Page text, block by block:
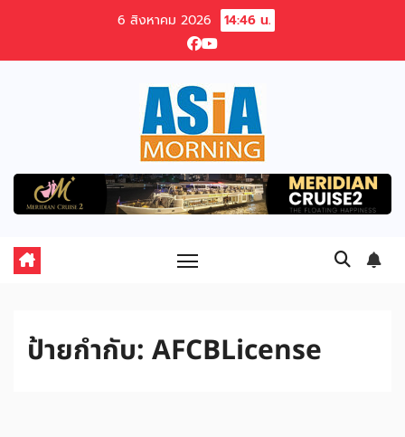
content
6 สิงหาคม 2026 14:46 น.
ป้ายกำกับ: AFCBLicense